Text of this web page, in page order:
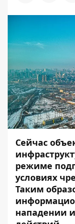
Сейчас
режиме
условиях
Таким
нападении